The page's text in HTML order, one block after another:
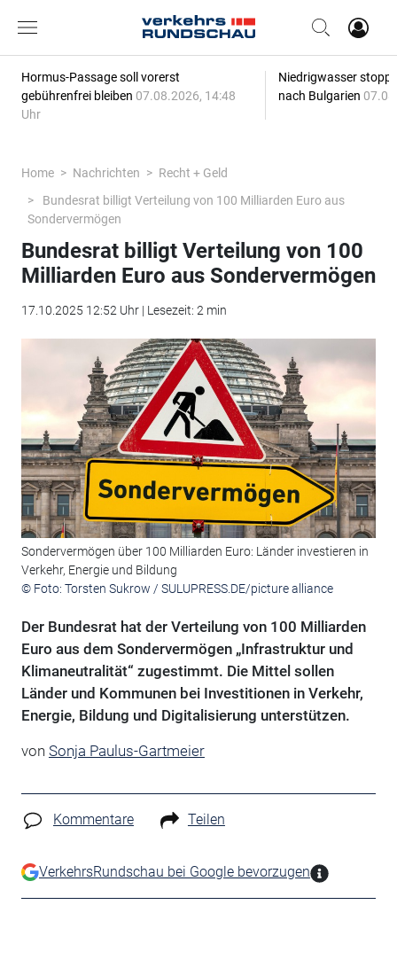
Hormus-Passage soll vorerst
gebührenfrei bleiben 07.08.2026, 14:48
Uhr
Niedrigwasser
nach Bulgarien
Home Nachrichten
Recht + Geld
Bundesrat billigt Verteilung von 100 Milliarden Euro aus
Sondervermögen
Bundesrat billigt Verteilung von 100
Milliarden Euro aus Sondervermögen
17.10.2025 12:52 Uhr | Lesezeit: 2 min
Sondervermögen über 100 Milliarden Euro: Länder investieren in
Verkehr, Energie und Bildung
© Foto: Torsten Sukrow / SULUPRESS.DE/picture alliance
Der Bundesrat hat der Verteilung von 100 Milliarden
Euro aus dem Sondervermögen „Infrastruktur und
Klimaneutralität“ zugestimmt. Die Mittel sollen
Länder und Kommunen bei Investitionen in Verkehr,
Energie, Bildung und Digitalisierung unterstützen.
von Sonja Paulus-Gartmeier
Kommentare Teilen
VerkehrsRundschau bei Google bevorzugen